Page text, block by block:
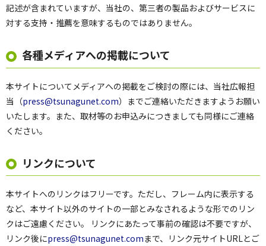
記述が含まれていますが、当社の、第三者の製品およびサービスに
対する支持・推薦を意味するものではありません。
各種メディアへの掲載について
本サイトについてメディアへの掲載をご検討の際には、当社広報担
当（press@tsunagunet.com）までご連絡いただきますようお願い
いたします。また、取材等のお申込みにつきましても同様にご連絡
ください。
リンクについて
本サイトへのリンクはフリーです。ただし、フレーム内に表示する
など、本サイト以外のサイトの一部とみなされるような形でのリン
クはご遠慮ください。 リンクにあたって事前の確認は不要ですが、
リンク後にpress@tsunagunet.comまで、リンク元サイトURLとご